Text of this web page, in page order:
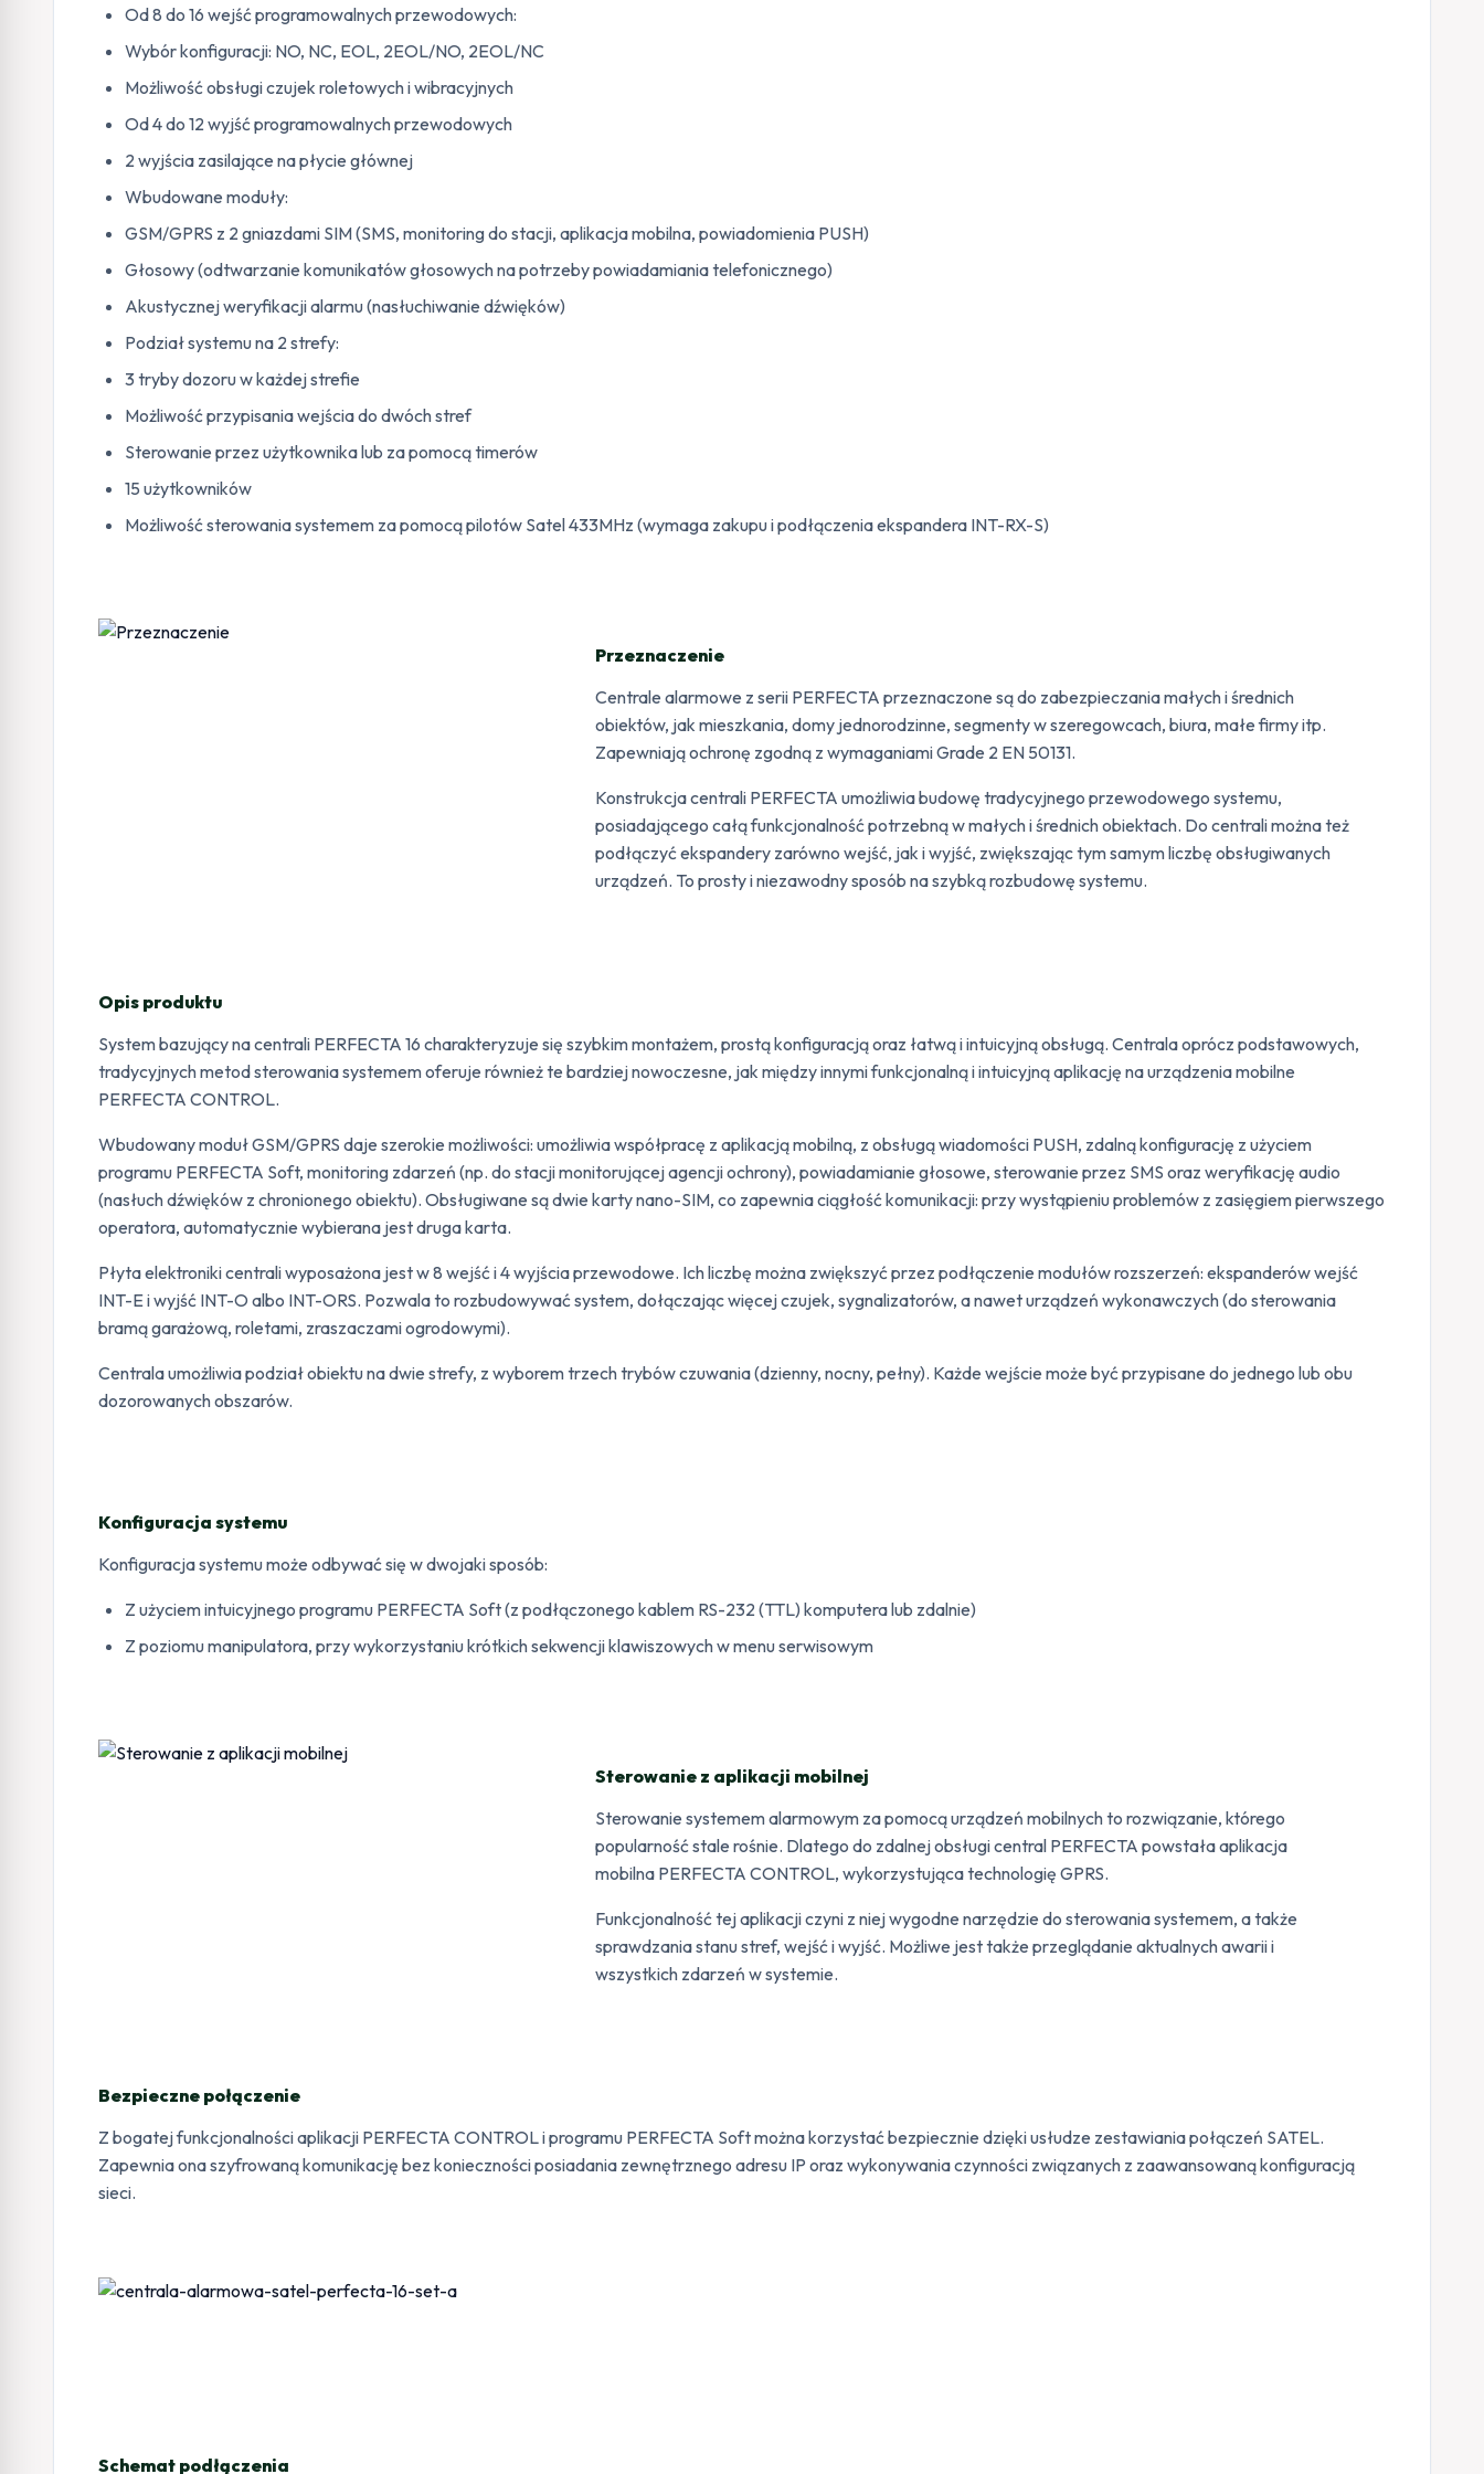
Od 8 do 16 wejść programowalnych przewodowych:
Wybór konfiguracji: NO, NC, EOL, 2EOL/NO, 2EOL/NC
Możliwość obsługi czujek roletowych i wibracyjnych
Od 4 do 12 wyjść programowalnych przewodowych
2 wyjścia zasilające na płycie głównej
Wbudowane moduły:
GSM/GPRS z 2 gniazdami SIM (SMS, monitoring do stacji, aplikacja mobilna, powiadomienia PUSH)
Głosowy (odtwarzanie komunikatów głosowych na potrzeby powiadamiania telefonicznego)
Akustycznej weryfikacji alarmu (nasłuchiwanie dźwięków)
Podział systemu na 2 strefy:
3 tryby dozoru w każdej strefie
Możliwość przypisania wejścia do dwóch stref
Sterowanie przez użytkownika lub za pomocą timerów
15 użytkowników
Możliwość sterowania systemem za pomocą pilotów Satel 433MHz (wymaga zakupu i podłączenia ekspandera INT-RX-S)
Przeznaczenie
Centrale alarmowe z serii PERFECTA przeznaczone są do zabezpieczania małych i średnich
obiektów, jak mieszkania, domy jednorodzinne, segmenty w szeregowcach, biura, małe firmy itp.
Zapewniają ochronę zgodną z wymaganiami Grade 2 EN 50131.
Konstrukcja centrali PERFECTA umożliwia budowę tradycyjnego przewodowego systemu,
posiadającego całą funkcjonalność potrzebną w małych i średnich obiektach. Do centrali można też
podłączyć ekspandery zarówno wejść, jak i wyjść, zwiększając tym samym liczbę obsługiwanych
urządzeń. To prosty i niezawodny sposób na szybką rozbudowę systemu.
Opis produktu
System bazujący na centrali PERFECTA 16 charakteryzuje się szybkim montażem, prostą konfiguracją oraz łatwą i intuicyjną obsługą. Centrala oprócz podstawowych,
tradycyjnych metod sterowania systemem oferuje również te bardziej nowoczesne, jak między innymi funkcjonalną i intuicyjną aplikację na urządzenia mobilne
PERFECTA CONTROL.
Wbudowany moduł GSM/GPRS daje szerokie możliwości: umożliwia współpracę z aplikacją mobilną, z obsługą wiadomości PUSH, zdalną konfigurację z użyciem
programu PERFECTA Soft, monitoring zdarzeń (np. do stacji monitorującej agencji ochrony), powiadamianie głosowe, sterowanie przez SMS oraz weryfikację audio
(nasłuch dźwięków z chronionego obiektu). Obsługiwane są dwie karty nano-SIM, co zapewnia ciągłość komunikacji: przy wystąpieniu problemów z zasięgiem pierwszego
operatora, automatycznie wybierana jest druga karta.
Płyta elektroniki centrali wyposażona jest w 8 wejść i 4 wyjścia przewodowe. Ich liczbę można zwiększyć przez podłączenie modułów rozszerzeń: ekspanderów wejść
INT-E i wyjść INT-O albo INT-ORS. Pozwala to rozbudowywać system, dołączając więcej czujek, sygnalizatorów, a nawet urządzeń wykonawczych (do sterowania
bramą garażową, roletami, zraszaczami ogrodowymi).
Centrala umożliwia podział obiektu na dwie strefy, z wyborem trzech trybów czuwania (dzienny, nocny, pełny). Każde wejście może być przypisane do jednego lub obu
dozorowanych obszarów.
Konfiguracja systemu
Konfiguracja systemu może odbywać się w dwojaki sposób:
Z użyciem intuicyjnego programu PERFECTA Soft (z podłączonego kablem RS-232 (TTL) komputera lub zdalnie)
Z poziomu manipulatora, przy wykorzystaniu krótkich sekwencji klawiszowych w menu serwisowym
Sterowanie z aplikacji mobilnej
Sterowanie systemem alarmowym za pomocą urządzeń mobilnych to rozwiązanie, którego
popularność stale rośnie. Dlatego do zdalnej obsługi central PERFECTA powstała aplikacja
mobilna PERFECTA CONTROL, wykorzystująca technologię GPRS.
Funkcjonalność tej aplikacji czyni z niej wygodne narzędzie do sterowania systemem, a także
sprawdzania stanu stref, wejść i wyjść. Możliwe jest także przeglądanie aktualnych awarii i
wszystkich zdarzeń w systemie.
Bezpieczne połączenie
Z bogatej funkcjonalności aplikacji PERFECTA CONTROL i programu PERFECTA Soft można korzystać bezpiecznie dzięki usłudze zestawiania połączeń SATEL.
Zapewnia ona szyfrowaną komunikację bez konieczności posiadania zewnętrznego adresu IP oraz wykonywania czynności związanych z zaawansowaną konfiguracją
sieci.
Schemat podłączenia